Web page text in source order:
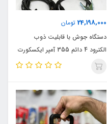
24,198,000 تومان
دستگاه جوش با قابلیت ذوب
الکترود 4 دائم 355 آمپر ایکسکورت
مدل 355A اصلی